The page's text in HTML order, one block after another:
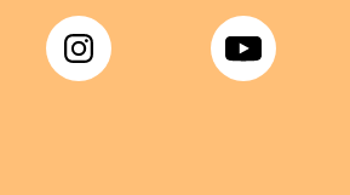
Instagram YouTube